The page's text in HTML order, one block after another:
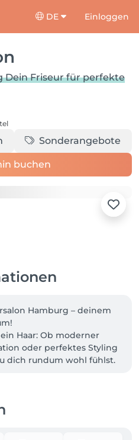
DE Einloggen
Dein Friseur für perfekte
Sonderangebote
buchen
Hamburg – deinem
Haar: Ob moderner
oder perfektes Styling
dich rundum wohl fühlst.